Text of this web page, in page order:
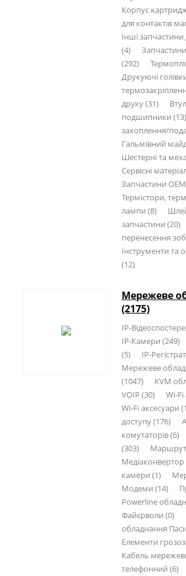
Корпус
для контактів
Інші
(4)
(292)
Друкуючі
друку (31)
подшипники (13)
захоплення/
Гальмівний
Шестерні та
Сервісні
Запчастини
Термістори,
лампи (8)
запчастини (20)
перенесення
Інструменти та
(12)
Мережеве
(2175)
IP-
IP-Камери (249)
(5)
IP-
Мережеве
(1047)
KVM
VOIP (30)
Wi-Fi
Wi-Fi аксесуари
доступу (176)
комутаторів (6)
(303)
Медіаконвертор
камери (1)
Модеми (14)
Рowerline
Файєрволи (0)
обладнання
Елементи
Кабель
телефонний (6)